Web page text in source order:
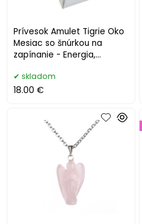
Prívesok Amulet Tigrie Oko
Mesiac so šnúrkou na
zapínanie - Energia,
skladom
18.00 €